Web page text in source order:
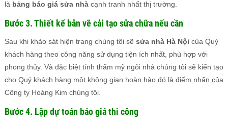
là bảng báo giá sửa nhàcạnh tranh nhất thị trường.
Bước 3. Thiết kế bản vẽ cải tạo sửa chữa nếu cần
Sau khi khảo sát hiện trang chúng tôi sẽ sửa nhà Hà Nội của Quý
khách hàng theo công năng sử dụng tiện ích nhất, phù hợp với
phong thủy. Và đặc biệt tính thẩm mỹ ngôi nhà chúng tôi sẽ kiến tạo
cho Quý khách hàng một không gian hoàn hảo đó là điểm nhấn của
Công ty Hoàng Kim chúng tôi.
Bước 4. Lập dự toán báo giá thi công